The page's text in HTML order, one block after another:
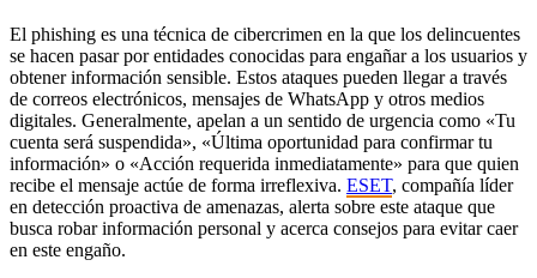
El phishing es una técnica de cibercrimen en la que los delincuentes
se hacen pasar por entidades conocidas para engañar a los usuarios y
obtener información sensible. Estos ataques pueden llegar a través
de correos electrónicos, mensajes de WhatsApp y otros medios
digitales. Generalmente, apelan a un sentido de urgencia como «Tu
cuenta será suspendida», «Última oportunidad para confirmar tu
información» o «Acción requerida inmediatamente» para que quien
recibe el mensaje actúe de forma irreflexiva. ESET, compañía líder
en detección proactiva de amenazas, alerta sobre este ataque que
busca robar información personal y acerca consejos para evitar caer
en este engaño.